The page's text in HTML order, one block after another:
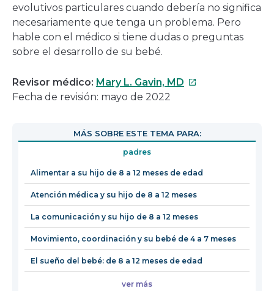
evolutivos particulares cuando debería no significa
necesariamente que tenga un problema. Pero
hable con el médico si tiene dudas o preguntas
sobre el desarrollo de su bebé.
Revisor médico: Mary L. Gavin, MD Este
en
nueva
ventana
Fecha de revisión: mayo de 2022
MÁS SOBRE ESTE TEMA PARA:
padres
Alimentar a su hijo de 8 a 12 meses de edad
Atención médica y su hijo de 8 a 12 meses
La comunicación y su hijo de 8 a 12 meses
Movimiento, coordinación y su bebé de 4 a 7 meses
El sueño del bebé: de 8 a 12 meses de edad
ver más